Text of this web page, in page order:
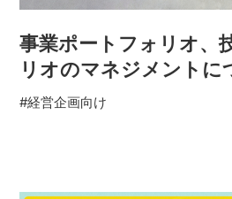
事業ポートフォリオ、
リオのマネジメントに
#経営企画向け